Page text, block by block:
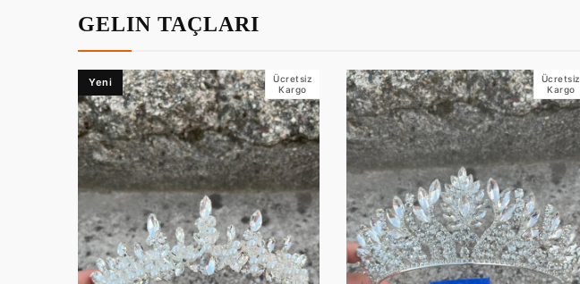
GELIN TAÇLARI
Yeni
Ücretsiz
Kargo
Ücretsiz
Kargo